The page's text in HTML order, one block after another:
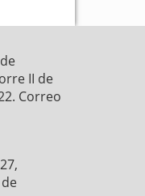
II de
Correo